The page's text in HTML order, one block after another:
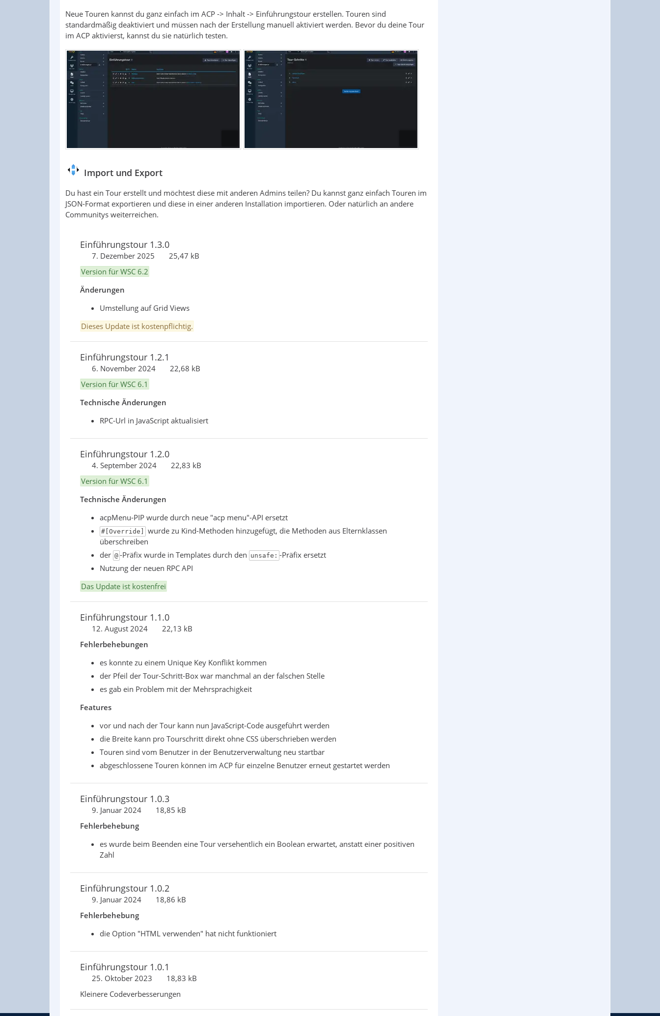
Neue Touren kannst du ganz einfach im ACP -> Inhalt -> Einführungstour erstellen. Touren sind
standardmäßig deaktiviert und müssen nach der Erstellung manuell aktiviert werden. Bevor du deine Tour
im ACP aktivierst, kannst du sie natürlich testen.
Import und Export
Du hast ein Tour erstellt und möchtest diese mit anderen Admins teilen? Du kannst ganz einfach Touren im
JSON-Format exportieren und diese in einer anderen Installation importieren. Oder natürlich an andere
Communitys weiterreichen.
Einführungstour 1.3.0
7. Dezember 2025
25,47 kB
Version für WSC 6.2
Änderungen
Umstellung auf Grid Views
Dieses Update ist kostenpflichtig.
Einführungstour 1.2.1
6. November 2024
22,68 kB
Version für WSC 6.1
Technische Änderungen
RPC-Url in JavaScript aktualisiert
Einführungstour 1.2.0
4. September 2024
22,83 kB
Version für WSC 6.1
Technische Änderungen
acpMenu-PIP wurde durch neue "acp menu"-API ersetzt
#[Override]
wurde zu Kind-Methoden hinzugefügt, die Methoden aus Elternklassen
überschreiben
der @ -Präfix wurde in Templates durch den unsafe: -Präfix ersetzt
Nutzung der neuen RPC API
Das Update ist kostenfrei
Einführungstour 1.1.0
12. August 2024
22,13 kB
Fehlerbehebungen
es konnte zu einem Unique Key Konflikt kommen
der Pfeil der Tour-Schritt-Box war manchmal an der falschen Stelle
es gab ein Problem mit der Mehrsprachigkeit
Features
vor und nach der Tour kann nun JavaScript-Code ausgeführt werden
die Breite kann pro Tourschritt direkt ohne CSS überschrieben werden
Touren sind vom Benutzer in der Benutzerverwaltung neu startbar
abgeschlossene Touren können im ACP für einzelne Benutzer erneut gestartet werden
Einführungstour 1.0.3
9. Januar 2024
18,85 kB
Fehlerbehebung
es wurde beim Beenden eine Tour versehentlich ein Boolean erwartet, anstatt einer positiven
Zahl
Einführungstour 1.0.2
9. Januar 2024
18,86 kB
Fehlerbehebung
die Option "HTML verwenden" hat nicht funktioniert
Einführungstour 1.0.1
25. Oktober 2023
18,83 kB
Kleinere Codeverbesserungen